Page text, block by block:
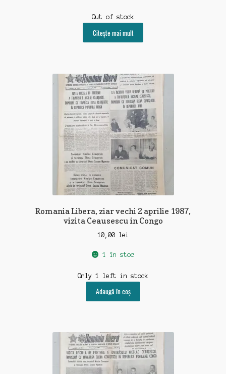
Out of stock
Citește mai mult
Romania Libera, ziar vechi 2 aprilie 1987,
vizita Ceausescu in Congo
10,00 lei
1 în stoc
Only 1 left in stock
Adaugă în coș